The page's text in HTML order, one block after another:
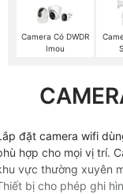
Camera Có DWDR
Imou
đặt camera wifi
hợp cho mọi vị trí.
vực thường xuyên
bị cho phép ghi